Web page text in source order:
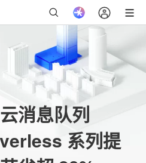
消息队列
系列提